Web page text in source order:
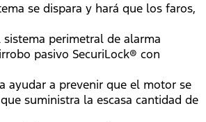
se dispara y hará que los faros,
perimetral de alarma
pasivo SecuriLock® con
ayudar a prevenir que el motor se
suministra la escasa cantidad de